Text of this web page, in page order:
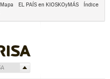
Mapa EL PAÍS en KIOSKOyMÁS
Índice